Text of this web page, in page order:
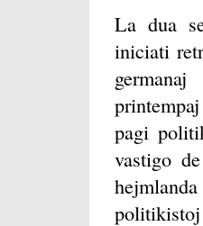
La dua
iniciati
pagi
vastigo